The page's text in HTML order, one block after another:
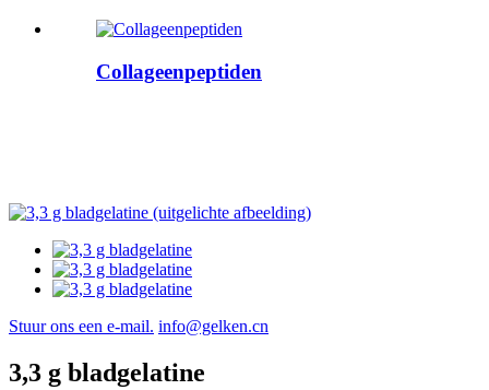
Collageenpeptiden
Stuur ons een e-mail. info@gelken.cn
3,3 g bladgelatine